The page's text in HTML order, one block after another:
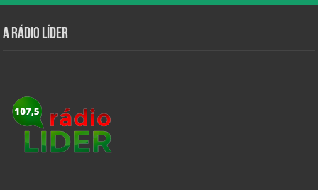
A Rádio Líder